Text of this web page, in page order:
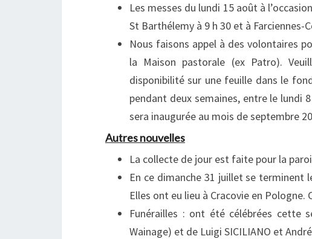
Les messes du lundi 15 août à
St Barthélemy à 9 h 30 et à Farciennes-
Nous faisons appel à des volontaires
la Maison pastorale (ex Patro).
disponibilité sur une feuille dans le
pendant deux semaines, entre le lundi
sera inaugurée au mois de septembre
Autres nouvelles
La collecte de jour est faite pour la
En ce dimanche 31 juillet se terminent
Elles ont eu lieu à Cracovie en Pologne.
Funérailles : ont été célébrées cette
Wainage) et de Luigi SICILIANO et